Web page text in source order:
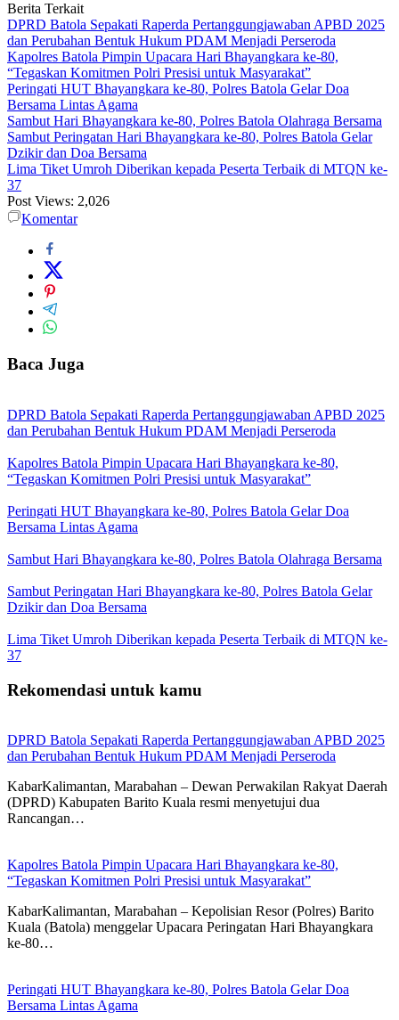
Berita Terkait
DPRD Batola Sepakati Raperda Pertanggungjawaban APBD 2025
dan Perubahan Bentuk Hukum PDAM Menjadi Perseroda
Kapolres Batola Pimpin Upacara Hari Bhayangkara ke-80,
“Tegaskan Komitmen Polri Presisi untuk Masyarakat”
Peringati HUT Bhayangkara ke-80, Polres Batola Gelar Doa
Bersama Lintas Agama
Sambut Hari Bhayangkara ke-80, Polres Batola Olahraga Bersama
Sambut Peringatan Hari Bhayangkara ke-80, Polres Batola Gelar
Dzikir dan Doa Bersama
Lima Tiket Umroh Diberikan kepada Peserta Terbaik di MTQN ke-
37
Post Views: 2,026
Komentar
Baca Juga
DPRD Batola Sepakati Raperda Pertanggungjawaban APBD 2025
dan Perubahan Bentuk Hukum PDAM Menjadi Perseroda
Kapolres Batola Pimpin Upacara Hari Bhayangkara ke-80,
“Tegaskan Komitmen Polri Presisi untuk Masyarakat”
Peringati HUT Bhayangkara ke-80, Polres Batola Gelar Doa
Bersama Lintas Agama
Sambut Hari Bhayangkara ke-80, Polres Batola Olahraga Bersama
Sambut Peringatan Hari Bhayangkara ke-80, Polres Batola Gelar
Dzikir dan Doa Bersama
Lima Tiket Umroh Diberikan kepada Peserta Terbaik di MTQN ke-
37
Rekomendasi untuk kamu
DPRD Batola Sepakati Raperda Pertanggungjawaban APBD 2025
dan Perubahan Bentuk Hukum PDAM Menjadi Perseroda
KabarKalimantan, Marabahan – Dewan Perwakilan Rakyat Daerah
(DPRD) Kabupaten Barito Kuala resmi menyetujui dua
Rancangan…
Kapolres Batola Pimpin Upacara Hari Bhayangkara ke-80,
“Tegaskan Komitmen Polri Presisi untuk Masyarakat”
KabarKalimantan, Marabahan – Kepolisian Resor (Polres) Barito
Kuala (Batola) menggelar Upacara Peringatan Hari Bhayangkara
ke-80…
Peringati HUT Bhayangkara ke-80, Polres Batola Gelar Doa
Bersama Lintas Agama